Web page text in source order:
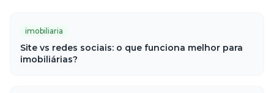
imobiliaria
Site vs redes sociais: o que funciona melhor para
imobiliárias?